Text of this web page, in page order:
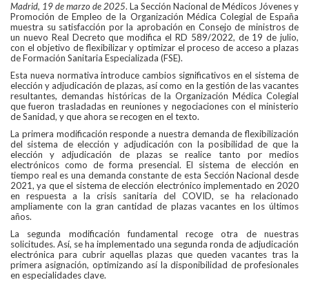
Madrid, 19 de marzo de 2025. La Sección Nacional de Médicos Jóvenes y
Promoción de Empleo de la Organización Médica Colegial de España
muestra su satisfacción por la aprobación en Consejo de ministros de
un nuevo Real Decreto que modifica el RD 589/2022, de 19 de julio,
con el objetivo de flexibilizar y optimizar el proceso de acceso a plazas
de Formación Sanitaria Especializada (FSE).
Esta nueva normativa introduce cambios significativos en el sistema de
elección y adjudicación de plazas, así como en la gestión de las vacantes
resultantes, demandas históricas de la Organización Médica Colegial
que fueron trasladadas en reuniones y negociaciones con el ministerio
de Sanidad, y que ahora se recogen en el texto.
La primera modificación responde a nuestra demanda de flexibilización
del sistema de elección y adjudicación con la posibilidad de que la
elección y adjudicación de plazas se realice tanto por medios
electrónicos como de forma presencial. El sistema de elección en
tiempo real es una demanda constante de esta Sección Nacional desde
2021, ya que el sistema de elección electrónico implementado en 2020
en respuesta a la crisis sanitaria del COVID, se ha relacionado
ampliamente con la gran cantidad de plazas vacantes en los últimos
años.
La segunda modificación fundamental recoge otra de nuestras
solicitudes. Así, se ha implementado una segunda ronda de adjudicación
electrónica para cubrir aquellas plazas que queden vacantes tras la
primera asignación, optimizando así la disponibilidad de profesionales
en especialidades clave.